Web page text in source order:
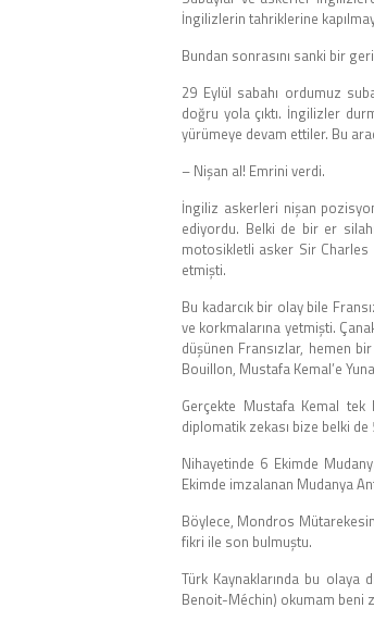
İngilizlerin tahriklerine
Bundan sonrasını sanki bir
29 Eylül sabahı ordumuz
doğru yola çıktı. İngilizler
yürümeye devam ettiler. Bu
– Nişan al! Emrini verdi.
İngiliz askerleri nişan
ediyordu. Belki de bir er
motosikletli asker Sir Charles
etmişti.
Bu kadarcık bir olay bile
ve korkmalarına yetmişti.
düşünen Fransızlar, hemen
Bouillon, Mustafa Kemal’e
Gerçekte Mustafa Kemal tek
diplomatik zekası bize belki de
Nihayetinde 6 Ekimde
Ekimde imzalanan Mudanya
Böylece, Mondros
fikri ile son bulmuştu.
Türk Kaynaklarında bu olaya
Benoit-Méchin) okumam beni